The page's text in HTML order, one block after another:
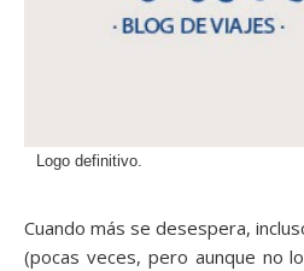
Logo definitivo.
Cuando más se desespera,
(pocas veces, pero aunque no